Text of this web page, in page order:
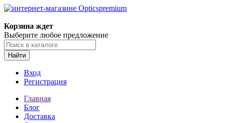
Корзина ждет
Выберите любое предложение
Найти
Вход
Регистрация
Главная
Блог
Доставка